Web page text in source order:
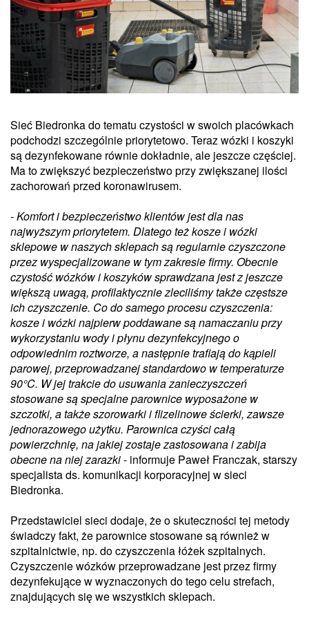
Sieć Biedronka do tematu czystości w swoich placówkach
podchodzi szczególnie priorytetowo. Teraz wózki i koszyki
są dezynfekowane równie dokładnie, ale jeszcze częściej.
Ma to zwiększyć bezpieczeństwo przy zwiększanej ilości
zachorowań przed koronawirusem.
- Komfort i bezpieczeństwo klientów jest dla nas
najwyższym priorytetem. Dlatego też kosze i wózki
sklepowe w naszych sklepach są regularnie czyszczone
przez wyspecjalizowane w tym zakresie firmy. Obecnie
czystość wózków i koszyków sprawdzana jest z jeszcze
większą uwagą, profilaktycznie zleciliśmy także częstsze
ich czyszczenie. Co do samego procesu czyszczenia:
kosze i wózki najpierw poddawane są namaczaniu przy
wykorzystaniu wody i płynu dezynfekcyjnego o
odpowiednim roztworze, a następnie trafiają do kąpieli
parowej, przeprowadzanej standardowo w temperaturze
90°C. W jej trakcie do usuwania zanieczyszczeń
stosowane są specjalne parownice wyposażone w
szczotki, a także szorowarki i flizelinowe ścierki, zawsze
jednorazowego użytku. Parownica czyści całą
powierzchnię, na jakiej zostaje zastosowana i zabija
obecne na niej zarazki- informuje Paweł Franczak, starszy
specjalista ds. komunikacji korporacyjnej w sieci
Biedronka.
Przedstawiciel sieci dodaje, że o skuteczności tej metody
świadczy fakt, że parownice stosowane są również w
szpitalnictwie, np. do czyszczenia łóżek szpitalnych.
Czyszczenie wózków przeprowadzane jest przez firmy
dezynfekujące w wyznaczonych do tego celu strefach,
znajdujących się we wszystkich sklepach.